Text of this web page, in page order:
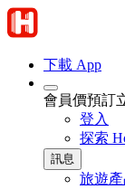
下載 App
會員價預訂
登入
探索
訊息
旅遊